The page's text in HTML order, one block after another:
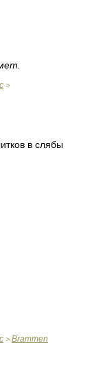
>
в слябы
> Brammen